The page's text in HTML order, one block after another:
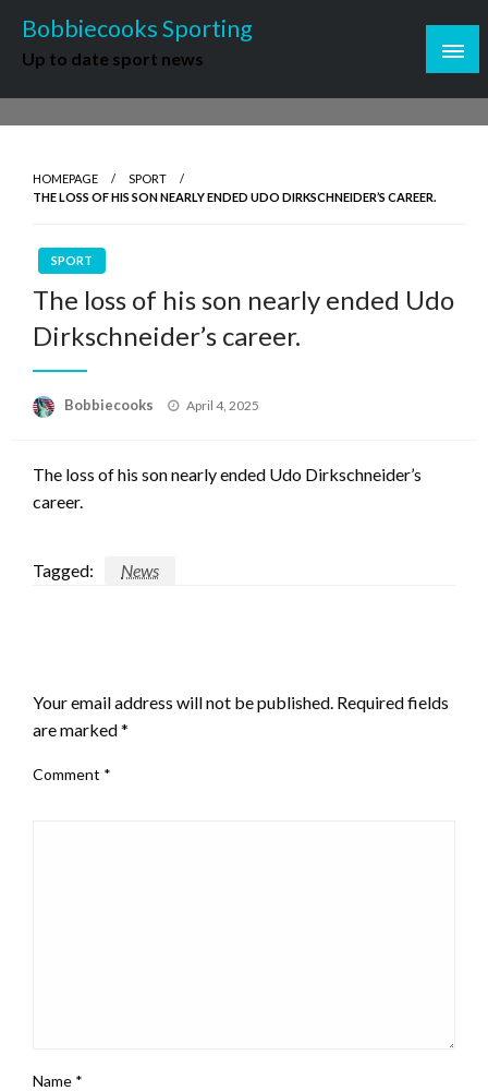
content
Bobbiecooks Sporting
Up to date sport news
HOMEPAGE
SPORT
THE LOSS OF HIS SON NEARLY ENDED UDO DIRKSCHNEIDER’S CAREER.
SPORT
The loss of his son nearly ended Udo
Dirkschneider’s career.
Bobbiecooks
Posted
April 4, 2025
The loss of his son nearly ended Udo Dirkschneider’s
career.
Tagged: News
Your email address will not be published. Required fields
are marked*
Comment *
Name *